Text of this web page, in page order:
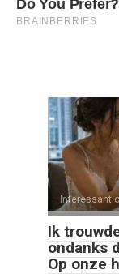
Interessant
Ik
ondanks
Op onze